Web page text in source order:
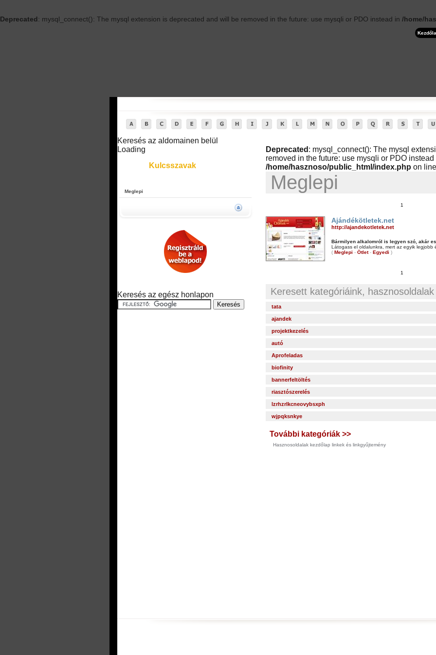
Deprecated: mysql_connect(): The mysql extension is deprecated and will be removed in the future: use mysqli or PDO instead in /home/
Keresés az aldomainen belül
Loading
Kulcsszavak
Meglepi
Keresés az egész honlapon
Deprecated : mysql_connect(): The mysql
removed in the future: use mysqli or PDO instead
/home/hasznoso/public_html/index.php on line
Meglepi
1
Ajándékötletek.net
http://ajandekotletek.net
Bármilyen alkalomról is legyen szó, akár
Látogass el oldalunkra, mert az egyik legjobb
( Meglepi - Ötlet- Egyedi )
1
Keresett kategóriáink, hasznosoldalak
tata
ajandek
projektkezelés
autó
Aprofeladas
biofinity
bannerfeltöltés
riasztószerelés
lzrhzrlkcneovybsxph
wjpqksnkye
További kategóriák >>
Hasznosoldalak kezdőlap linkek és linkgyűjtemény